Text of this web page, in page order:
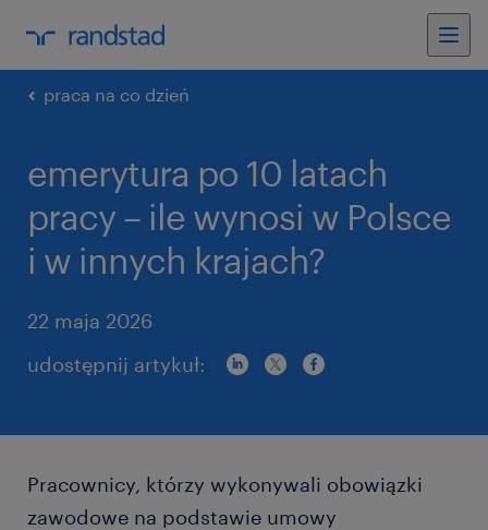
praca na co dzień
emerytura po 10 latach
pracy – ile wynosi w Polsce
i w innych krajach?
22 maja 2026
udostępnij artykuł:
Pracownicy, którzy wykonywali obowiązki
zawodowe na podstawie umowy